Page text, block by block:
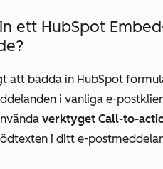
ett HubSpot
att bädda in HubSpot
i vanliga e-
verktyget Call-to-
i ditt e-